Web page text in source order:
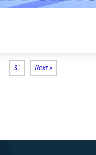
31 Next »